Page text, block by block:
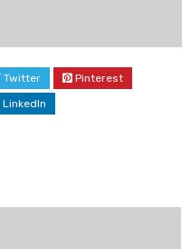
Twitter
Pinterest
LinkedIn